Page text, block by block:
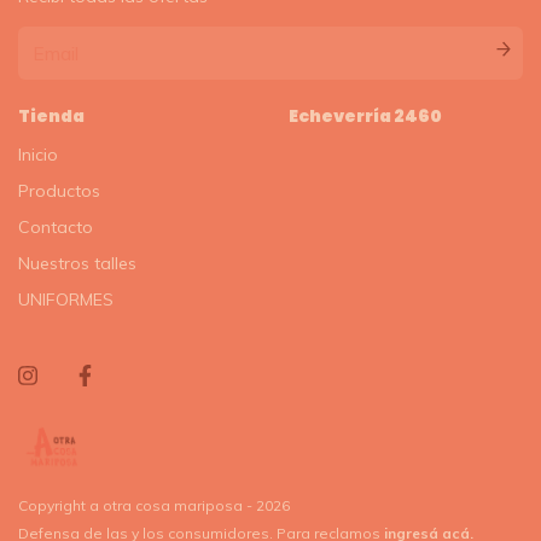
Tienda
Inicio
Productos
Contacto
Nuestros talles
UNIFORMES
Echeverría 2460
Copyright a otra cosa mariposa - 2026
Defensa de las y los consumidores. Para reclamos ingresá acá.